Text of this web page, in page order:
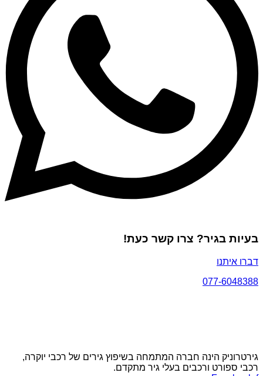
בעיות בגיר? צרו קשר כעת!
דברו איתנו
077-6048388
גירטרוניק הינה חברה המתמחה בשיפוץ גירים של רכבי יוקרה,
רכבי ספורט ורכבים בעלי גיר מתקדם.